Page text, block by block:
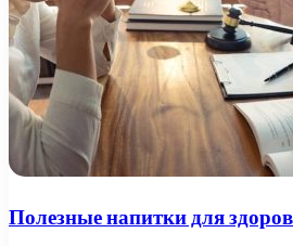
Полезные напитки для